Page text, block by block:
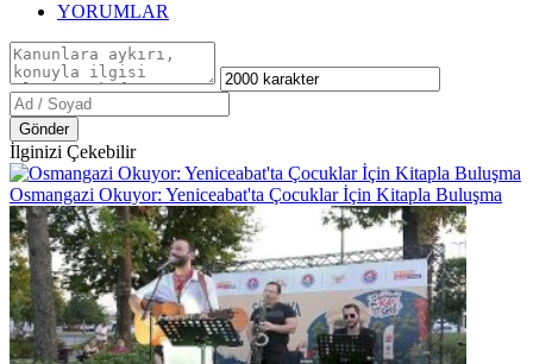
YORUMLAR
Gönder
İlginizi Çekebilir
Osmangazi Okuyor: Yeniceabat'ta Çocuklar İçin Kitapla Buluşma